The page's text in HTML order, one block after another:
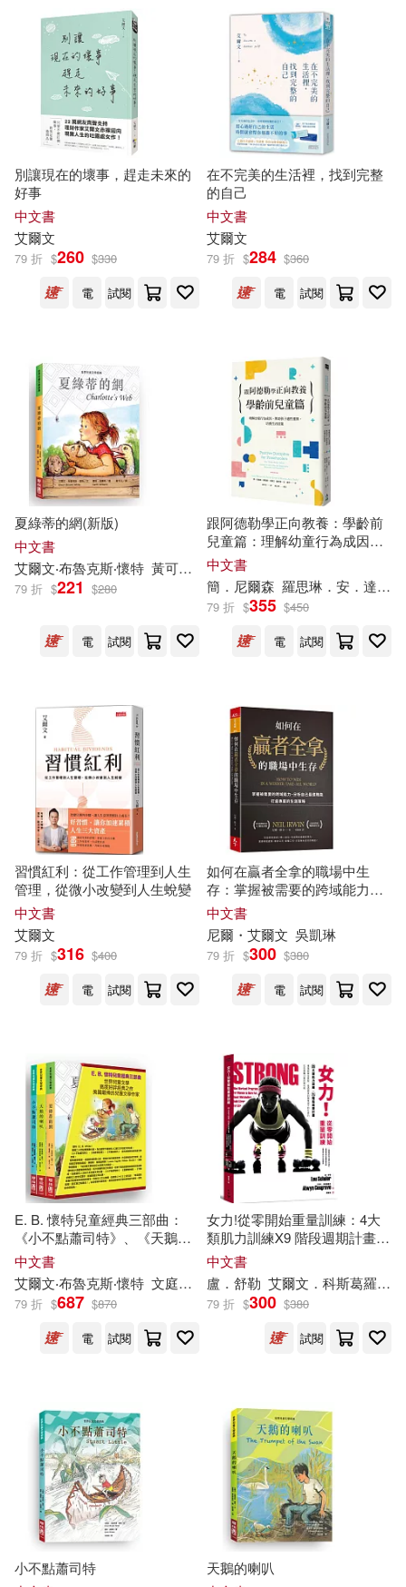
艾莉絲．孟若(2)
謝瑞爾．艾爾文(2)
(美)艾爾曼(1) 丹．約翰(1)
公曉燕(1) 卡珊卓．佛塞(1)
奈‧沙馬蘭，達芬‧司肯納(1)
張玲玲(1)
王明心(1) 王明心 著(1)
米奇‧艾爾邦(1)
約書亞·施佩希特(1)
艾克拜爾·米吉提(1)
艾克拜爾·米吉提傳(1)
艾瑞．卡爾、比爾．馬丁(1)
艾莉森‧貝克德爾(1)
麥克‧波羅伊(1)
環球 Blue Note(4) 臉譜(3)
Linfair Records Limited(2)
OJC(2)
Penguin Group UK(2)
SONY MUSIC(2)
TOSHIBA EMI(2)
天下雜誌(2) 布克文化(2)
木馬文化(2) 臺灣麥克(2)
音樂之橋(2)
Deutsche Grammophon(1)
Fantasy(1)
Ondine(1) PENTATONE(1)
三民(1)
上海外語教育出版社(1)
上誼文化公司(1)
中國環境科學出版社(1)
中華書局(1) 作家出版社(1)
印刷工業出版社(1)
愛播聽書FM(1) 楓書坊(1)
汕頭大學出版社(1)
湖北科學技術出版社(1)
遼寧人民出版社(1)
可海外宅配(89)
可港澳店取(72)
可新加坡店取(67)
電子書 (可複選)
適合手機平板閱讀(16)
適合平板閱讀(1)
作者/演唱/譯/編/繪(42)
價格
別讓現在的壞事，趕走未來的
好事
中文書
艾爾文
79 折 $260 $330
電
試閱
在不完美的生活裡，找到完整
的自己
中文書
艾爾文
79 折 $284 $360
電
試閱
夏綠蒂的網(新版)
中文書
艾爾文‧布魯克斯‧懷特 黃可凡 葛斯‧威廉斯（Garth Williams）
79 折 $221 $280
電 試閱
跟阿德勒學正向教養：學齡前
兒童篇：理解幼童行為成因，
幫助孩子適性發展、培養生活
技能
中文書
簡．尼爾森 羅思琳．安．達菲
79 折 $355 $450
電
試閱
習慣紅利：從工作管理到人生
管理，從微小改變到人生蛻變
中文書
艾爾文
79 折 $316 $400
電
試閱
如何在贏者全拿的職場中生
存：掌握被需要的跨域能力、
分析自己最適職能、打造專屬
的生涯策略
中文書
尼爾・ 艾爾文 吳凱琳
79 折 $300 $380
電
試閱
E. B. 懷特兒童經典三部曲：
《小不點蕭司特》、《天鵝的
喇叭》、《夏綠蒂的網》
中文書
艾爾文‧布魯克斯‧懷特 文庭澍 陳次雲 黃可凡 愛德華‧弗拉斯欽
79 折 $687 $870
電
試閱
女力!從零開始重量訓練：4大
類肌力訓練X9 階段週期計畫，
專業教練這麼做、基礎健身到
職業選手都在練的女性專屬力
量訓練攻略【隨書附贈30堂女
力養成訓練手冊】
中文書
盧．舒勒 艾爾文 ．科斯葛羅夫
79 折 $300 $380
試閱
小不點蕭司特
天鵝的喇叭